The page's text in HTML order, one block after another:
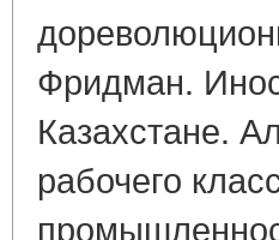
Фридман.
Казахстане.
рабочего